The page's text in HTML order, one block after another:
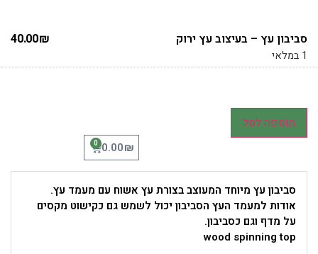
סביבון עץ – בעיצוב עץ ירוק 40.00₪
1 במלאי
הוספה לסל
0.00₪
0
סביבון עץ מיוחד המעוצב בצורת עץ אשוח עם מעמד עץ.
אודות למעמד העץ הסביבון יכול לשמש גם כקישוט מקסים
על מדף וגם כסביבון.
wood spinning top